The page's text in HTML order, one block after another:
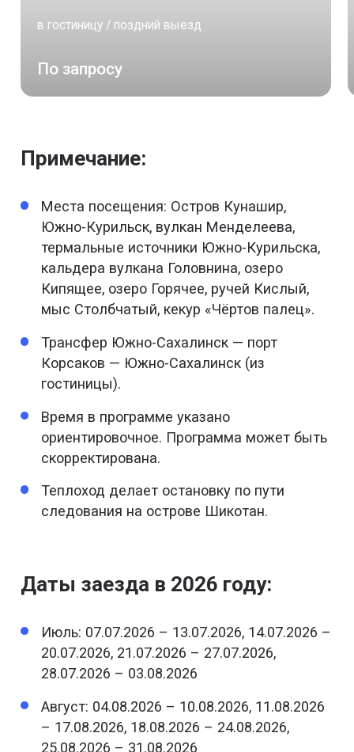
в гостиницу / поздний выезд
По запросу
Примечание:
Места посещения: Остров Кунашир,
Южно-Курильск, вулкан Менделеева,
термальные источники Южно-Курильска,
кальдера вулкана Головнина, озеро
Кипящее, озеро Горячее, ручей Кислый,
мыс Столбчатый, кекур «Чёртов палец».
Трансфер Южно-Сахалинск — порт
Корсаков — Южно-Сахалинск (из
гостиницы).
Время в программе указано
ориентировочное. Программа может быть
скорректирована.
Теплоход делает остановку по пути
следования на острове Шикотан.
Даты заезда в 2026 году:
Июль: 07.07.2026 – 13.07.2026, 14.07.2026 –
20.07.2026, 21.07.2026 – 27.07.2026,
28.07.2026 – 03.08.2026
Август: 04.08.2026 – 10.08.2026, 11.08.2026
– 17.08.2026, 18.08.2026 – 24.08.2026,
25.08.2026 – 31.08.2026